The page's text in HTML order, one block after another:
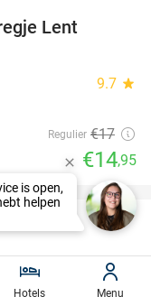
Lent
9.7 star
Regulier €17
€14,95
41%
favorite_border
9.5
Hotels Menu